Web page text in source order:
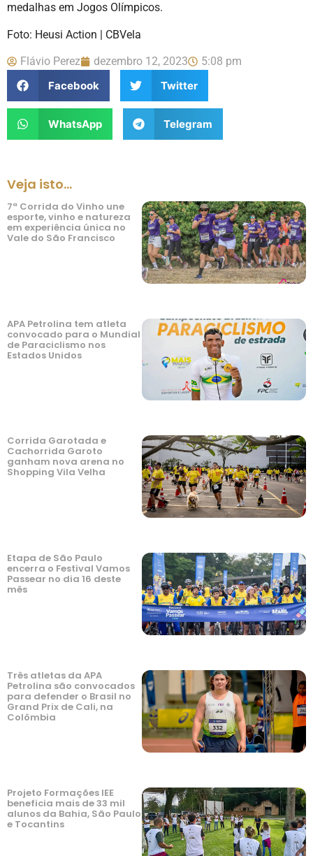
medalhas em Jogos Olímpicos.
Foto: Heusi Action | CBVela
Flávio Perez dezembro 12, 2023
5:08 pm
Facebook
Twitter
WhatsApp Telegram
Veja isto...
7ª Corrida do Vinho une
esporte, vinho e natureza
em experiência única no
Vale do São Francisco
APA Petrolina tem atleta
convocado para o Mundial
de Paraciclismo nos
Estados Unidos
Corrida Garotada e
Cachorrida Garoto
ganham nova arena no
Shopping Vila Velha
Etapa de São Paulo
encerra o Festival Vamos
Passear no dia 16 deste
mês
Três atletas da APA
Petrolina são convocados
para defender o Brasil no
Grand Prix de Cali, na
Colômbia
Projeto Formações IEE
beneficia mais de 33 mil
alunos da Bahia, São Paulo
e Tocantins